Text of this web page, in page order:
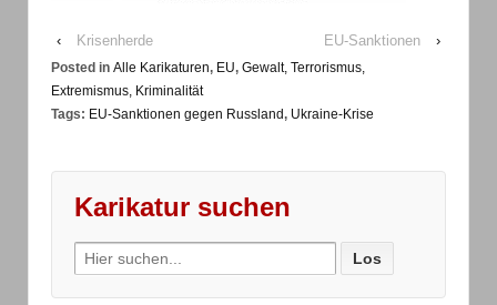
‹ Krisenherde EU-Sanktionen ›
Posted in Alle Karikaturen, EU, Gewalt, Terrorismus,
Extremismus, Kriminalität
Tags: EU-Sanktionen gegen Russland, Ukraine-Krise
Karikatur suchen
Search
for: